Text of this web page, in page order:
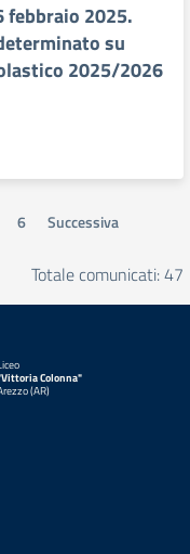
febbraio 2025.
su
2025/2026
6 Successiva
Totale comunicati: 47
Colonna"
(AR)